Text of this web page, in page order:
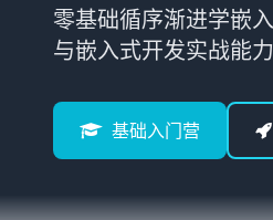
零基础循序渐进学嵌
与嵌入式开发实战能
基础入门营